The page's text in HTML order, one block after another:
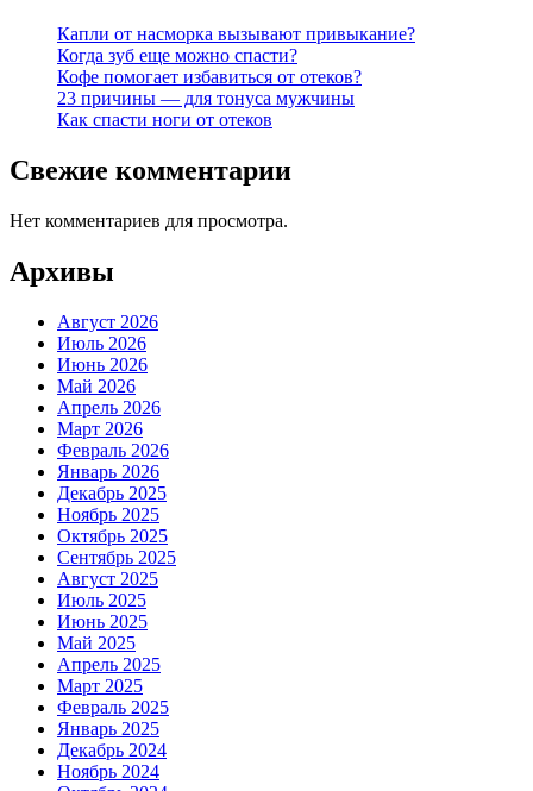
Капли от насморка вызывают привыкание?
Когда зуб еще можно спасти?
Кофе помогает избавиться от отеков?
23 причины — для тонуса мужчины
Как спасти ноги от отеков
Свежие комментарии
Нет комментариев для просмотра.
Архивы
Август 2026
Июль 2026
Июнь 2026
Май 2026
Апрель 2026
Март 2026
Февраль 2026
Январь 2026
Декабрь 2025
Ноябрь 2025
Октябрь 2025
Сентябрь 2025
Август 2025
Июль 2025
Июнь 2025
Май 2025
Апрель 2025
Март 2025
Февраль 2025
Январь 2025
Декабрь 2024
Ноябрь 2024